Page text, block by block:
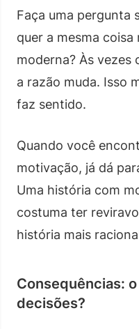
Faça uma pergunta
quer a mesma
moderna? Às vezes
a razão muda. Isso
faz sentido.
Quando você
motivação, já dá
Uma história com
costuma ter
história mais
Consequências:
decisões?